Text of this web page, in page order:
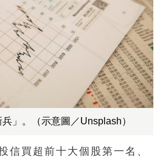
」。（示意圖／Unsplash）
信買超前十大個股第一名、